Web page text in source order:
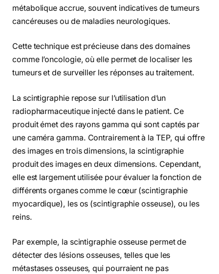
métabolique accrue, souvent indicatives de tumeurs
cancéreuses ou de maladies neurologiques.
Cette technique est précieuse dans des domaines
comme l’oncologie, où elle permet de localiser les
tumeurs et de surveiller les réponses au traitement.
La scintigraphie repose sur l’utilisation d’un
radiopharmaceutique injecté dans le patient. Ce
produit émet des rayons gamma qui sont captés par
une caméra gamma. Contrairement à la TEP, qui offre
des images en trois dimensions, la scintigraphie
produit des images en deux dimensions. Cependant,
elle est largement utilisée pour évaluer la fonction de
différents organes comme le cœur (scintigraphie
myocardique), les os (scintigraphie osseuse), ou les
reins.
Par exemple, la scintigraphie osseuse permet de
détecter des lésions osseuses, telles que les
métastases osseuses, qui pourraient ne pas